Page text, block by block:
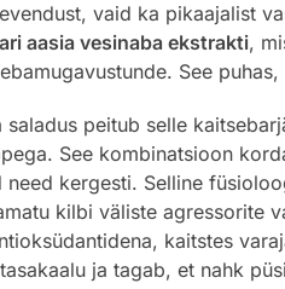
vaid ka pikaajalist
aasia vesinaba ekstrakti,
See
saladus peitub selle
See kombinatsioon
need kergesti. Selline
kilbi väliste agressorite
kaitstes
ja tagab, et nahk